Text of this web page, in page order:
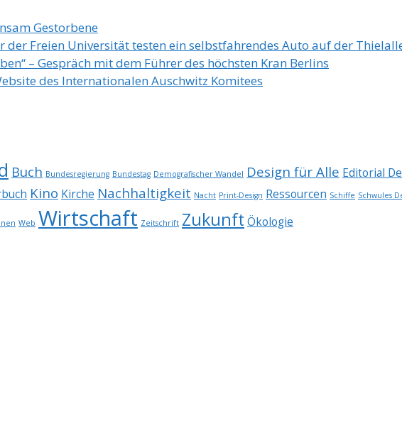
Gestorbene
der Freien Universität testen ein selbstfahrendes Auto auf der
– Gespräch mit dem Führer des höchsten Kran Berlins
des Internationalen Auschwitz Komitees
Buch Bundesregierung Bundestag Demografischer Wandel Design für Alle Editorial
Kino Kirche Nachhaltigkeit Nacht Print-Design Ressourcen Schiffe Schwules
Web Wirtschaft Zeitschrift Zukunft Ökologie